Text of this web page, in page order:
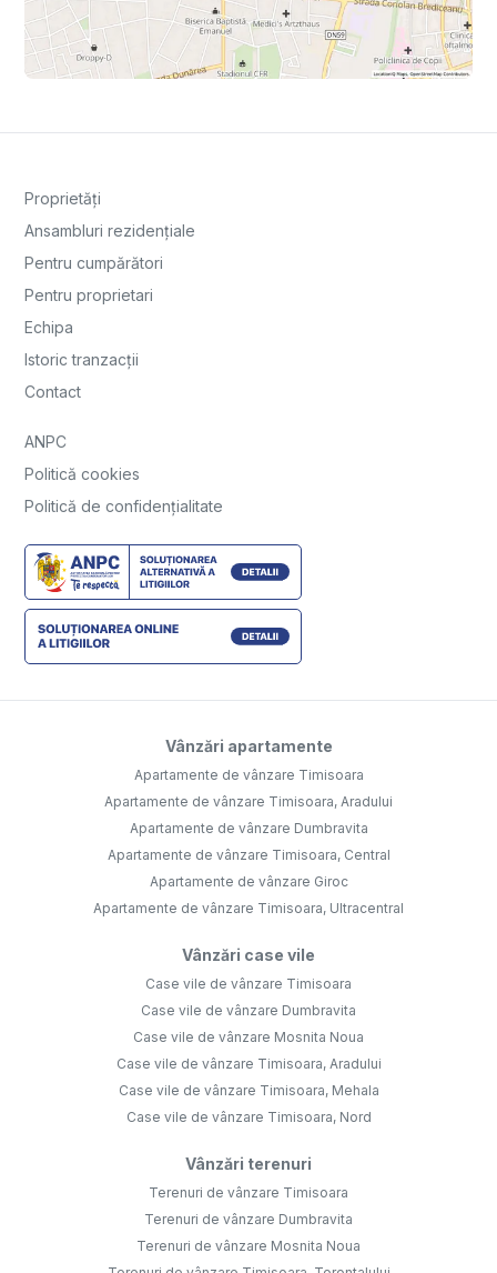
Proprietăți
Ansambluri rezidențiale
Pentru cumpărători
Pentru proprietari
Echipa
Istoric tranzacții
Contact
ANPC
Politică cookies
Politică de confidențialitate
Vânzări apartamente
Apartamente de vânzare Timisoara
Apartamente de vânzare Timisoara, Aradului
Apartamente de vânzare Dumbravita
Apartamente de vânzare Timisoara, Central
Apartamente de vânzare Giroc
Apartamente de vânzare Timisoara, Ultracentral
Vânzări case vile
Case vile de vânzare Timisoara
Case vile de vânzare Dumbravita
Case vile de vânzare Mosnita Noua
Case vile de vânzare Timisoara, Aradului
Case vile de vânzare Timisoara, Mehala
Case vile de vânzare Timisoara, Nord
Vânzări terenuri
Terenuri de vânzare Timisoara
Terenuri de vânzare Dumbravita
Terenuri de vânzare Mosnita Noua